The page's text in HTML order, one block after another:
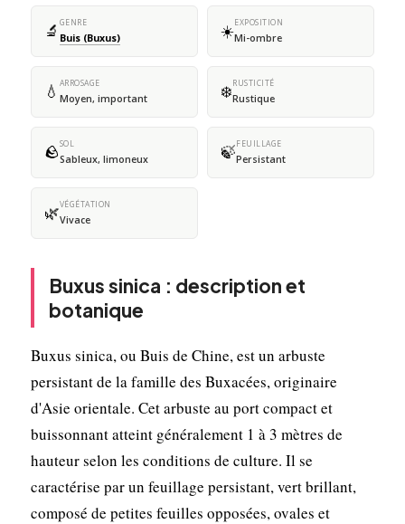
🔬 GENRE
Buis (Buxus) ☀️EXPOSITION
Mi-ombre
💧 ARROSAGE
Moyen, important ❄️RUSTICITÉ
Rustique
🪨SOL
Sableux, limoneux 🍃FEUILLAGE
Persistant
🌿VÉGÉTATION
Vivace
Buxus sinica : description et
botanique
Buxus sinica, ou Buis de Chine, est un arbuste
persistant de la famille des Buxacées, originaire
d'Asie orientale. Cet arbuste au port compact et
buissonnant atteint généralement 1 à 3 mètres de
hauteur selon les conditions de culture. Il se
caractérise par un feuillage persistant, vert brillant,
composé de petites feuilles opposées, ovales et